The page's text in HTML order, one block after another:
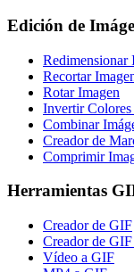
Edición de
Redimensionar
Recortar
Rotar Imagen
Invertir Colores
Combinar
Creador de
Comprimir
Herramientas
Creador de GIF
Creador de
Vídeo a GIF